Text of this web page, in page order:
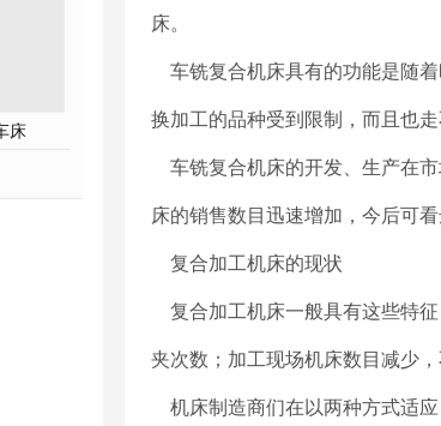
床 小铁人QT500-400斜床身数控硬车机床 小铁人
床。
车铣复合机床具有的功能是随
换加工的品种受到限制，而且也
车铣复合机床的开发、生产在
床的销售数目迅速增加，今后可
复合加工机床的现状
复合加工机床一般具有这些特
夹次数；加工现场机床数目减少，
机床制造商们在以两种方式适